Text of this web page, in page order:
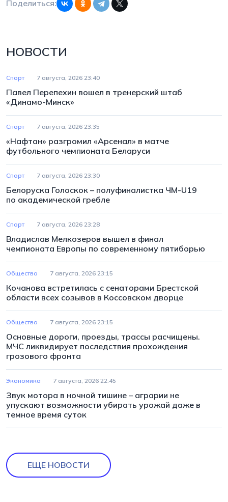
Поделиться:
НОВОСТИ
Спорт 7 августа, 2026 23:40
Павел Перепехин вошел в тренерский штаб
«Динамо-Минск»
Спорт 7 августа, 2026 23:35
«Нафтан» разгромил «Арсенал» в матче
футбольного чемпионата Беларуси
Спорт 7 августа, 2026 23:30
Белоруска Голоскок – полуфиналистка ЧМ-U19
по академической гребле
Спорт 7 августа, 2026 23:28
Владислав Мелкозеров вышел в финал
чемпионата Европы по современному пятиборью
Общество 7 августа, 2026 23:15
Кочанова встретилась с сенаторами Брестской
области всех созывов в Коссовском дворце
Общество 7 августа, 2026 23:15
Основные дороги, проезды, трассы расчищены.
МЧС ликвидирует последствия прохождения
грозового фронта
Экономика 7 августа, 2026 22:45
Звук мотора в ночной тишине – аграрии не
упускают возможности убирать урожай даже в
темное время суток
ЕЩЕ НОВОСТИ